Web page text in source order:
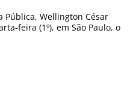
Pública, Wellington César
feira (1º), em São Paulo, o